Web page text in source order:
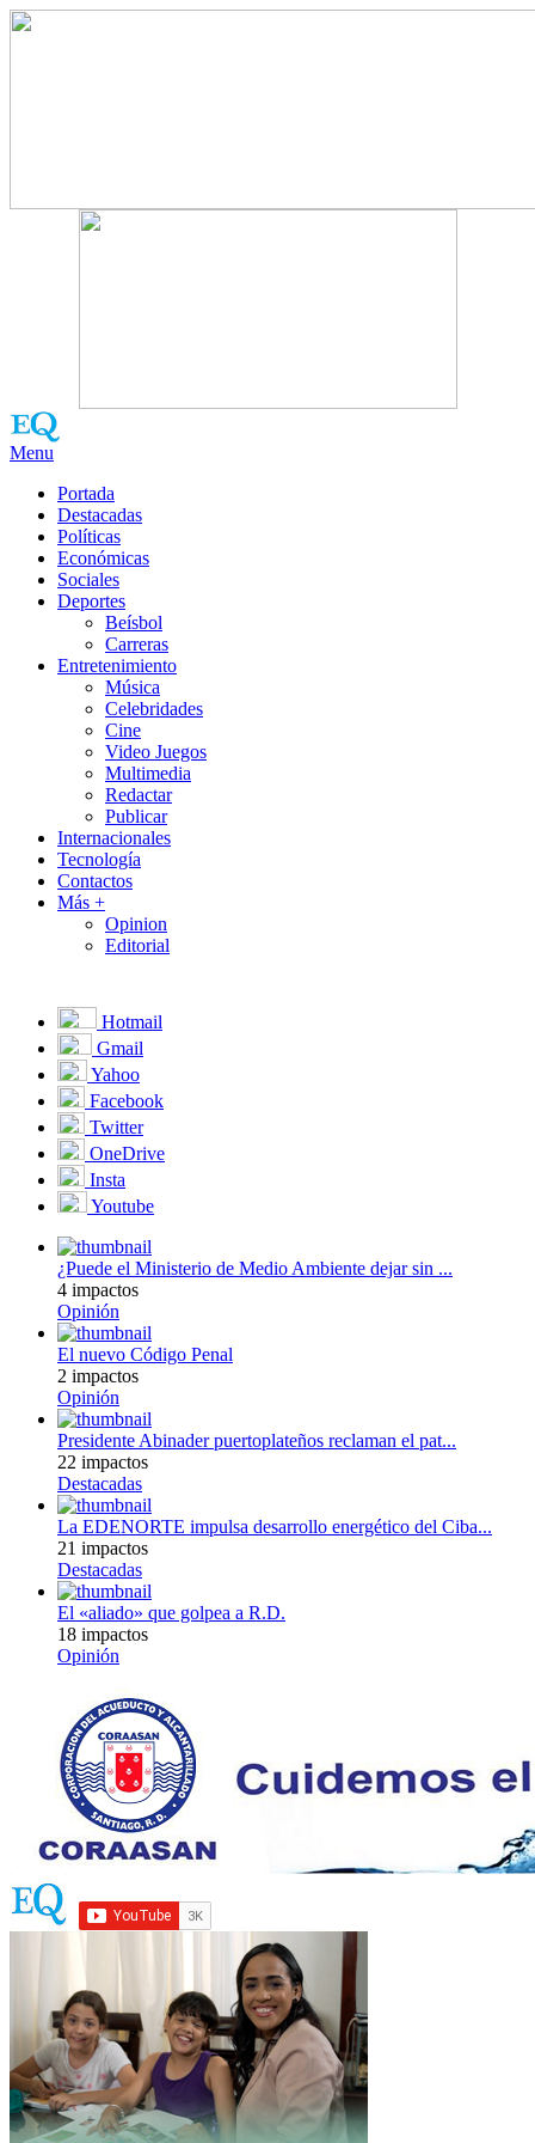
Menu
Portada
Destacadas
Políticas
Económicas
Sociales
Deportes
Beísbol
Carreras
Entretenimiento
Música
Celebridades
Cine
Video Juegos
Multimedia
Redactar
Publicar
Internacionales
Tecnología
Contactos
Más +
Opinion
Editorial
Hotmail
Gmail
Yahoo
Facebook
Twitter
OneDrive
Insta
Youtube
¿Puede el Ministerio de Medio Ambiente dejar sin ...
4 impactos
Opinión
El nuevo Código Penal
2 impactos
Opinión
Presidente Abinader puertoplateños reclaman el pat...
22 impactos
Destacadas
La EDENORTE impulsa desarrollo energético del Ciba...
21 impactos
Destacadas
El «aliado» que golpea a R.D.
18 impactos
Opinión